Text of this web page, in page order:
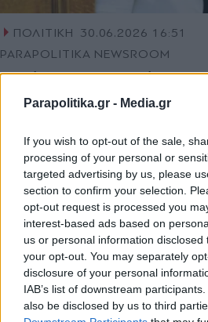
Parapolitika.gr - Media.gr
If you wish to opt-out of the sale,
processing of your personal or
targeted advertising by us, please
section to confirm your selection.
opt-out request is processed you
interest-based ads based on
us or personal information
your opt-out. You may separately
disclosure of your personal
IAB’s list of downstream
also be disclosed by us to third
ΠΟΛΙΤΙΚΗ
30.06.2026 16:51
PARAPOLITIKA NEWSROOM
Βουλή: Άρση ασυλίας
Κωνσταντοπούλου και για
Εγγραφή στο